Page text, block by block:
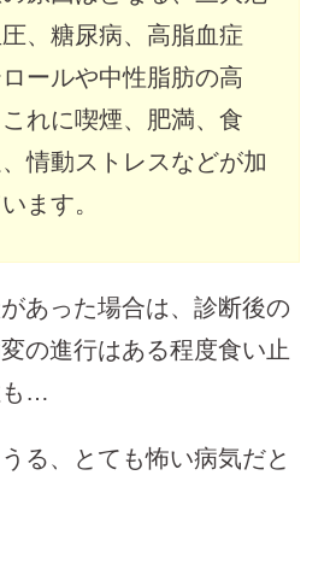
、糖尿病、高脂血症
ロールや中性脂肪の高
れに喫煙、肥満、食
情動ストレスなどが加
ます。
あった場合は、診断後の
の進行はある程度食い止
も…
る、とても怖い病気だと